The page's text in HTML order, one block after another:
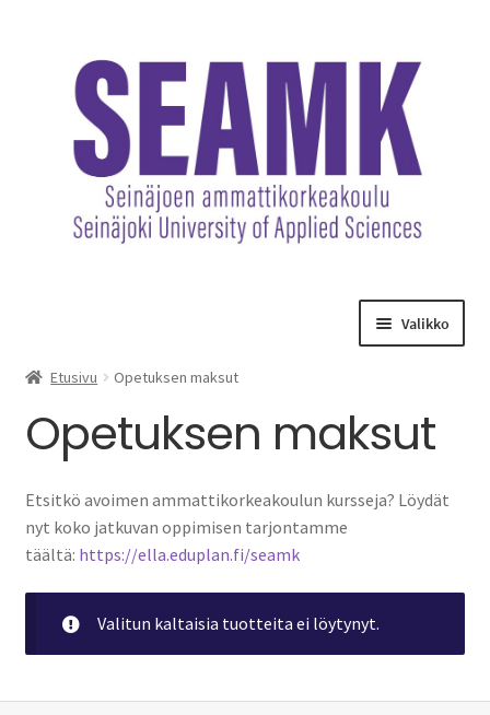
Siirry
navigointiin
Siirry
sisältöön
Valikko
Opetuksen maksut
Hankematkat
Parkkimaksut
Lahjakortit
Etusivu Opetuksen maksut
Opetuksen maksut
Etsitkö avoimen ammattikorkeakoulun kursseja? Löydät
nyt koko jatkuvan oppimisen tarjontamme
täältä: https://ella.eduplan.fi/seamk
Valitun kaltaisia tuotteita ei löytynyt.